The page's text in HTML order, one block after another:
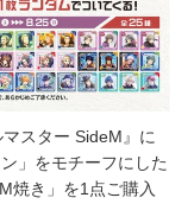
スター SideM』に
」をモチーフにした
焼き」を1点ご購入